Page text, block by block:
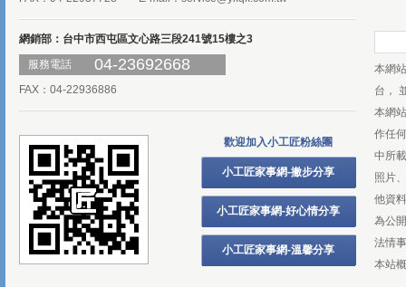
網銷部：台中市西屯區文心路三段241號15樓之3
服務電話
04-23692668
FAX：04-22936886
歡迎加入小工匠粉絲團
小工匠家事網-撇步分享
小工匠家事網-好心情分享
小工匠家事網-溫馨分享
本網
台，
本網
作任
中所
照片
他資
為公
法情
本站